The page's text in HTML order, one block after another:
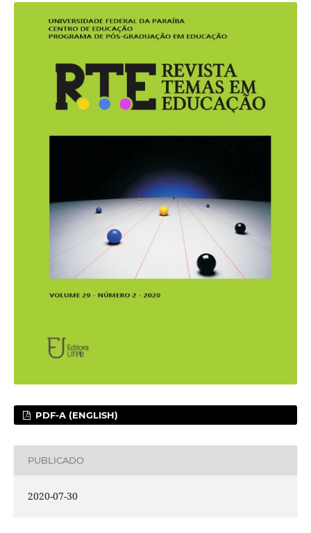
PDF-A (ENGLISH)
PUBLICADO
2020-07-30